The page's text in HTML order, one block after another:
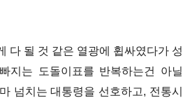
다 될 것 같은 열광에 휩싸였다가 성
지는 도돌이표를 반복하는건 아닐
넘치는 대통령을 선호하고, 전통시